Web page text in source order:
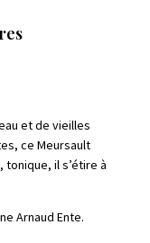
et de vieilles
ce Meursault
il s’étire à
Arnaud Ente.